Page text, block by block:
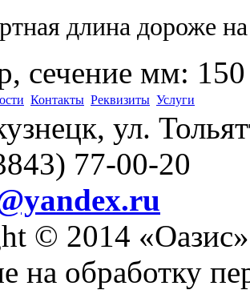
длина дороже
сечение мм: 150
Контакты Реквизиты Услуги
ул.
77-00-20
© 2014 «Оазис»
на обработку